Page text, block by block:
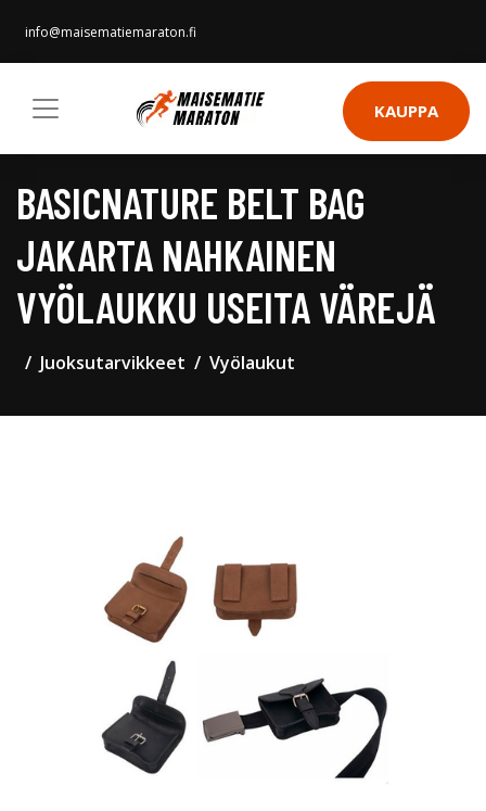
info@maisematiemaraton.fi
KAUPPA
BASICNATURE BELT BAG
JAKARTA NAHKAINEN
VYÖLAUKKU USEITA VÄREJÄ
Juoksutarvikkeet Vyölaukut